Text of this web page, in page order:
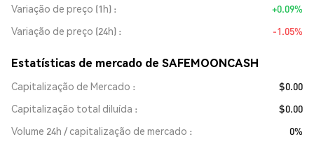
Variação de preço (1h)
+0.09%
Variação de preço (24h)
-1.05%
Estatísticas de mercado de SAFEMOONCASH
Capitalização de Mercado
$0.00
Capitalização total diluída
$0.00
Volume 24h / capitalização de mercado
0%